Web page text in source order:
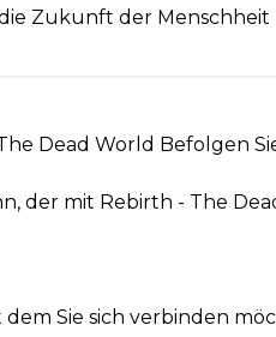
Zukunft der Menschheit
Dead World Befolgen
der mit Rebirth - The
Sie sich verbinden